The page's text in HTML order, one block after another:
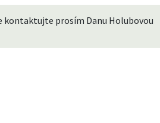
kontaktujte prosím Danu Holubovou